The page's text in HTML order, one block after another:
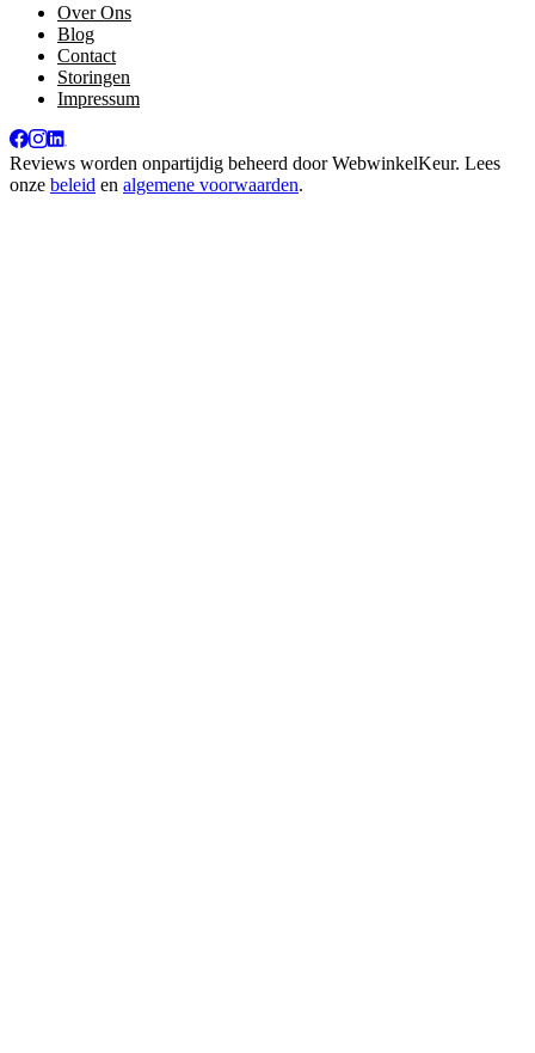
Over Ons
Blog
Contact
Storingen
Impressum
Reviews worden onpartijdig beheerd doorWebwinkelKeur. Lees
onze beleid en algemene voorwaarden.